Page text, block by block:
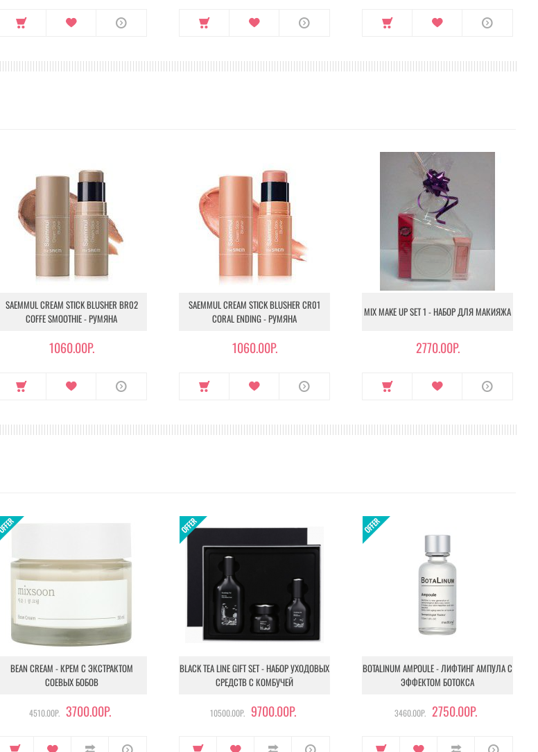
SAEMMUL CREAM STICK BLUSHER BR02
COFFE SMOOTHIE - РУМЯНА
1060.00Р.
SAEMMUL CREAM STICK BLUSHER CR01
CORAL ENDING - РУМЯНА
1060.00Р.
MIX MAKE UP SET 1 - НАБОР ДЛЯ МАКИЯЖА
2770.00Р.
BEAN CREAM - КРЕМ С ЭКСТРАКТОМ
СОЕВЫХ БОБОВ
4510.00Р. 3700.00Р.
BLACK TEA LINE GIFT SET - НАБОР УХОДОВЫХ
СРЕДСТВ С КОМБУЧЕЙ
10500.00Р. 9700.00Р.
BOTALINUM AMPOULE - ЛИФТИНГ АМПУЛА С
ЭФФЕКТОМ БОТОКСА
3460.00Р. 2750.00Р.